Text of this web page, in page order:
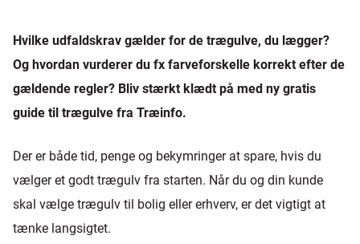
Hvilke udfaldskrav gælder for de trægulve, du lægger?
Og hvordan vurderer du fx farveforskelle korrekt efter de
gældende regler? Bliv stærkt klædt på med ny gratis
guide til trægulve fra Træinfo.
Der er både tid, penge og bekymringer at spare, hvis du
vælger et godt trægulv fra starten. Når du og din kunde
skal vælge trægulv til bolig eller erhverv, er det vigtigt at
tænke langsigtet.